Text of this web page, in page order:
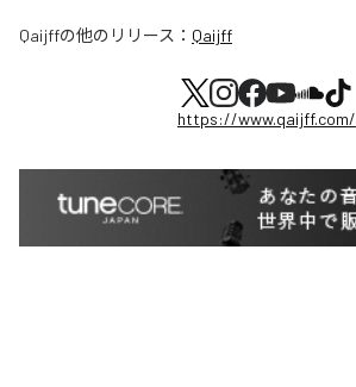
Qaijffの他のリリース： Qaijff
https://www.qaijff.com/